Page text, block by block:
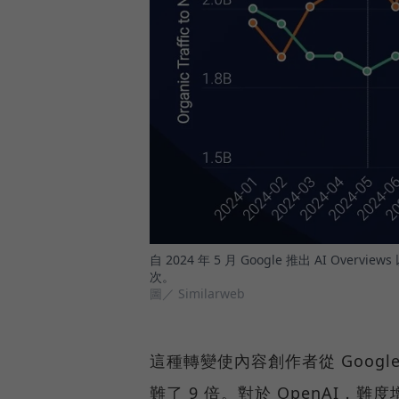
自 2024 年 5 月 Google 推出 AI Overviews
次。
圖／ Similarweb
這種轉變使內容創作者從
難了 9 倍。對於 OpenAI，難